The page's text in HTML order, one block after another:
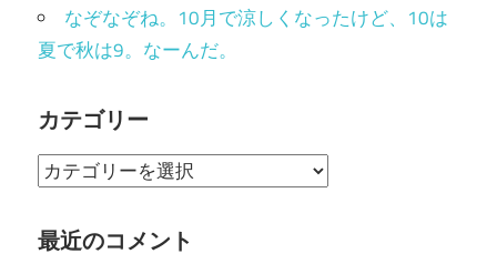
なぞなぞね。10月で涼しくなったけど、10は
夏で秋は9。なーんだ。
カテゴリー
カ
ゴ
最近のコメント